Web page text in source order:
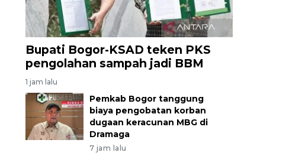
Bupati Bogor-KSAD teken PKS
pengolahan sampah jadi BBM
1 jam lalu
Pemkab Bogor tanggung
biaya pengobatan korban
dugaan keracunan MBG di
Dramaga
7 jam lalu